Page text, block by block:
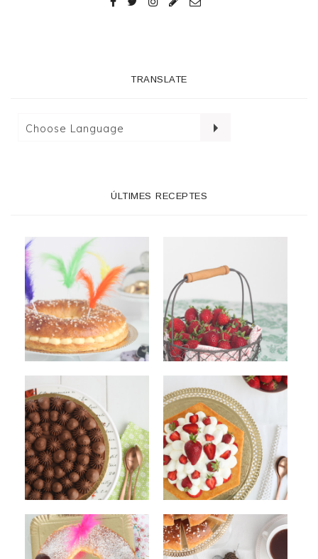
TRANSLATE
ÚLTIMES RECEPTES